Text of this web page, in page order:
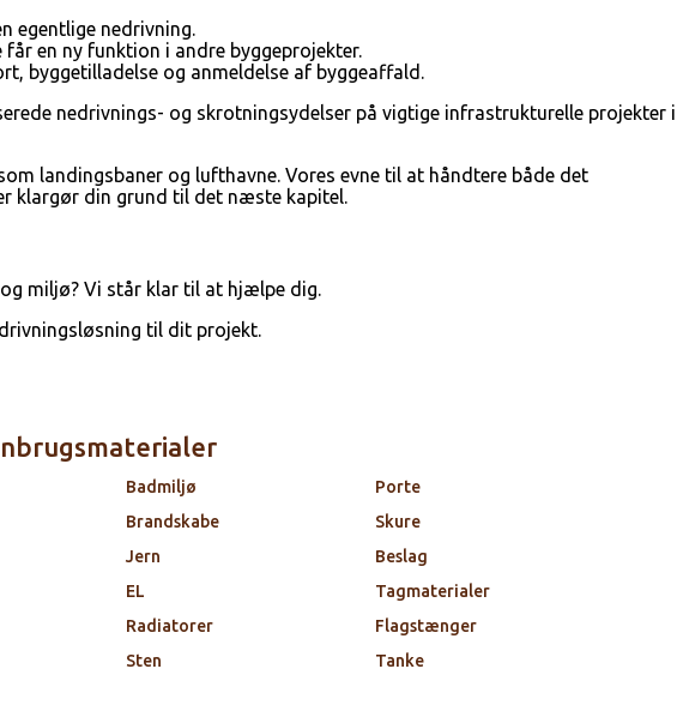
egentlige nedrivning.
en ny funktion i andre byggeprojekter.
byggetilladelse og anmeldelse af byggeaffald.
nedrivnings- og skrotningsydelser på vigtige infrastrukturelle projekter i
landingsbaner og lufthavne. Vores evne til at håndtere både det
klargør din grund til det næste kapitel.
miljø? Vi står klar til at hjælpe dig.
til dit projekt.
Badmiljø
Brandskabe
Jern
EL
Radiatorer
Sten
Porte
Skure
Beslag
Tagmaterialer
Flagstænger
Tanke